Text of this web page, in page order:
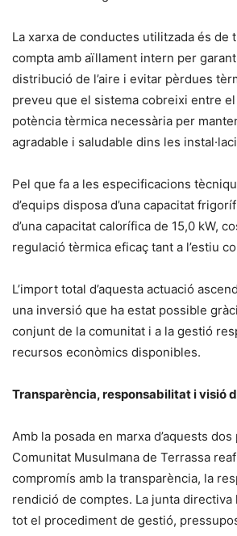
La xarxa de conductes utilitzada és de
compta amb aïllament intern per
distribució de l’aire i evitar pèrdues
preveu que el sistema cobreixi entre el
potència tèrmica necessària per
agradable i saludable dins les
Pel que fa a les especificacions
d’equips disposa d’una capacitat
d’una capacitat calorífica de 15,0 kW,
regulació tèrmica eficaç tant a l’estiu
L’import total d’aquesta actuació
una inversió que ha estat possible
conjunt de la comunitat i a la gestió
recursos econòmics disponibles.
Transparència, responsabilitat i visió
Amb la posada en marxa d’aquests
Comunitat Musulmana de Terrassa
compromís amb la transparència, la
rendició de comptes. La junta
tot el procediment de gestió,